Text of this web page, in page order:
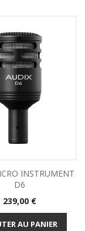
INSTRUMENT
D6
Prix
239,00 €
AU PANIER